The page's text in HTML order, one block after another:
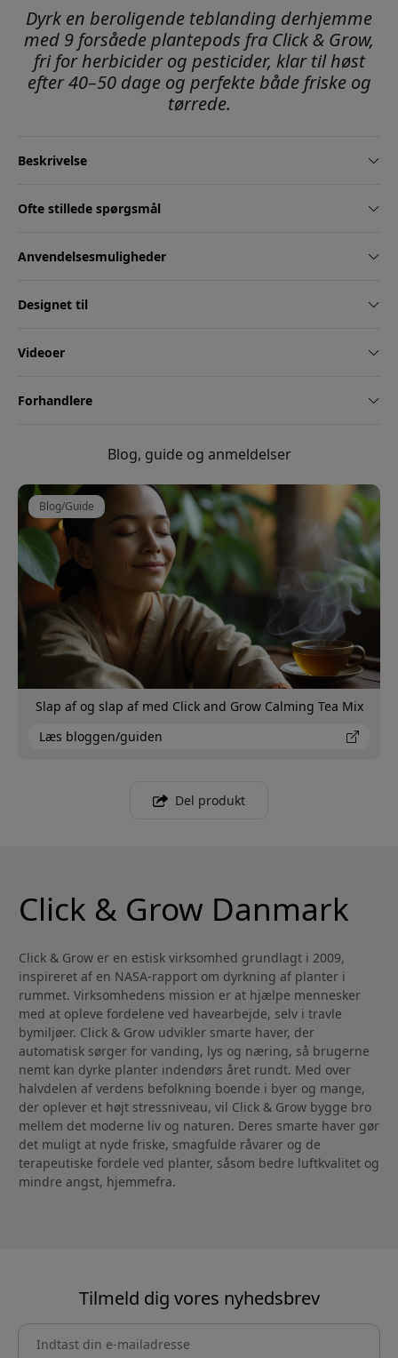
Dyrk en beroligende teblanding derhjemme
med 9 forsåede plantepods fra Click & Grow,
fri for herbicider og pesticider, klar til høst
efter 40–50 dage og perfekte både friske og
tørrede.
Beskrivelse
Ofte stillede spørgsmål
Anvendelsesmuligheder
Designet til
Videoer
Forhandlere
Blog, guide og anmeldelser
Blog/Guide
Slap af og slap af med Click and Grow Calming Tea Mix
Læs bloggen/guiden
Del produkt
Click & Grow Danmark
Click & Grow er en estisk virksomhed grundlagt i 2009,
inspireret af en NASA-rapport om dyrkning af planter i
rummet. Virksomhedens mission er at hjælpe mennesker
med at opleve fordelene ved havearbejde, selv i travle
bymiljøer. Click & Grow udvikler smarte haver, der
automatisk sørger for vanding, lys og næring, så brugerne
nemt kan dyrke planter indendørs året rundt. Med over
halvdelen af verdens befolkning boende i byer og mange,
der oplever et højt stressniveau, vil Click & Grow bygge bro
mellem det moderne liv og naturen. Deres smarte haver gør
det muligt at nyde friske, smagfulde råvarer og de
terapeutiske fordele ved planter, såsom bedre luftkvalitet og
mindre angst, hjemmefra.
Tilmeld dig vores nyhedsbrev